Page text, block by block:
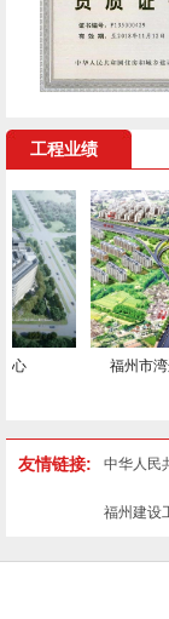
工程业绩
福州市湾
友情链接: 中华人民
福州建设